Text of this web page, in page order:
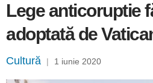
Lege anticoruptie
adoptată de
Cultură | 1 iunie 2020